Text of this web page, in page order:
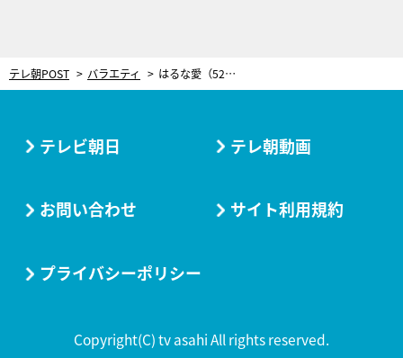
テレ朝POST バラエティ はるな愛（52）、“カミングアウト”も家族に受け入れられず…母は無視「なんで普通に産んでやれなかったんだろう」
テレビ朝日 テレ朝動画
お問い合わせ サイト利用規約
プライバシーポリシー
Copyright(C) tv asahi All rights reserved.